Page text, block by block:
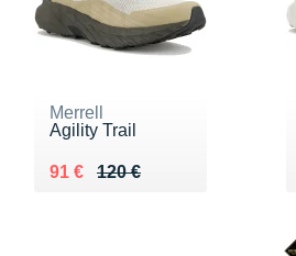
Merrell
Agility Trail
120 €
Au lieu de 120 €
91 €
Vendu 91 €